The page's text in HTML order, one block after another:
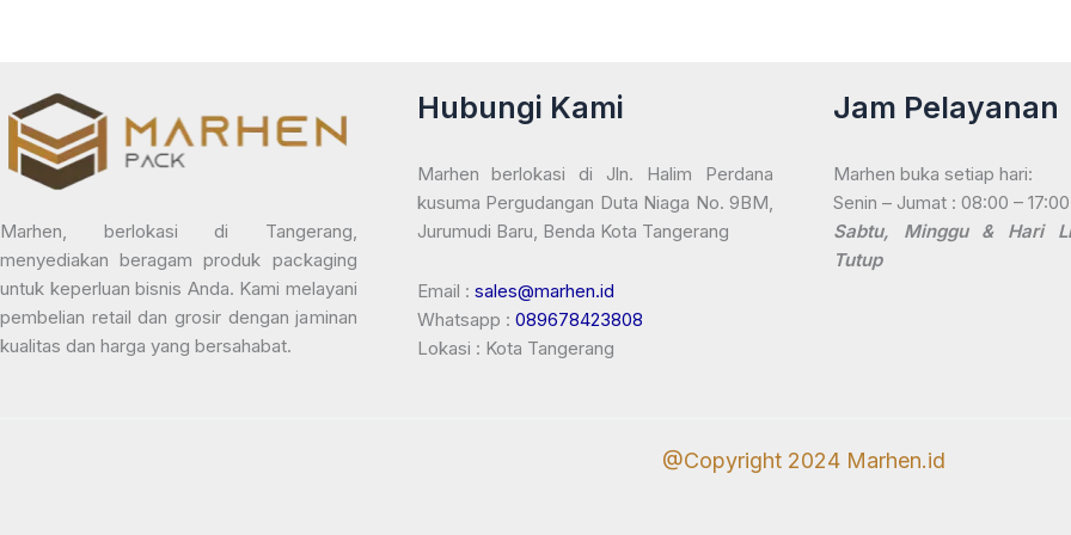
Marhen, berlokasi di Tangerang,
menyediakan beragam produk packaging
untuk keperluan bisnis Anda. Kami melayani
pembelian retail dan grosir dengan jaminan
kualitas dan harga yang bersahabat.
Hubungi Kami
Marhen berlokasi di Jln. Halim Perdana
kusuma Pergudangan Duta Niaga No. 9BM,
Jurumudi Baru, Benda Kota Tangerang
Email : sales@marhen.id
Whatsapp : 089678423808
Lokasi : Kota Tangerang
Jam Pelayanan
Marhen buka setiap hari:
Senin – Jumat : 08:00 –
Sabtu, Minggu & Hari
Tutup
@Copyright 2024 Marhen.id